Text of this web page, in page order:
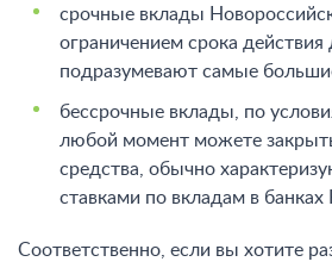
срочные вклады
ограничением срока
подразумевают самые
бессрочные вклады, по
любой момент можете
средства, обычно
ставками по вкладам в банках
Соответственно, если вы хотите